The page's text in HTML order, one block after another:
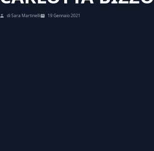
di Sara Martinelli 19 Gennaio 2021